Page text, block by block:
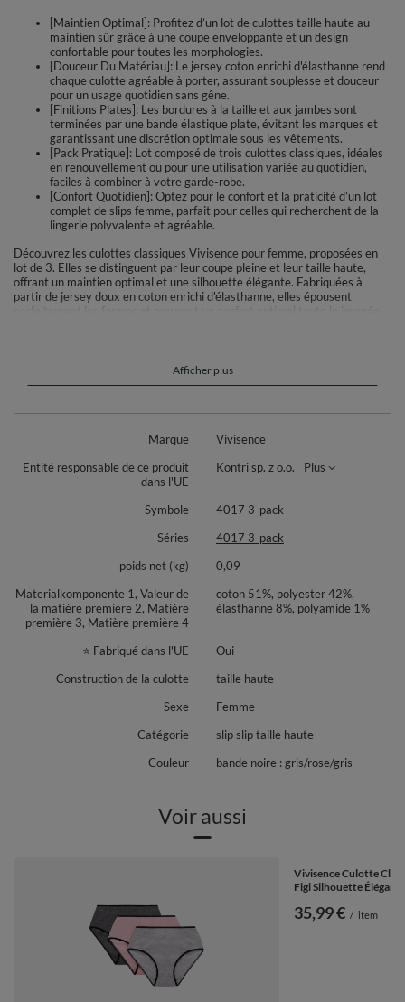
[Maintien Optimal]: Profitez d’un lot de culottes taille haute au
maintien sûr grâce à une coupe enveloppante et un design
confortable pour toutes les morphologies.
[Douceur Du Matériau]: Le jersey coton enrichi d'élasthanne rend
chaque culotte agréable à porter, assurant souplesse et douceur
pour un usage quotidien sans gêne.
[Finitions Plates]: Les bordures à la taille et aux jambes sont
terminées par une bande élastique plate, évitant les marques et
garantissant une discrétion optimale sous les vêtements.
[Pack Pratique]: Lot composé de trois culottes classiques, idéales
en renouvellement ou pour une utilisation variée au quotidien,
faciles à combiner à votre garde-robe.
[Confort Quotidien]: Optez pour le confort et la praticité d’un lot
complet de slips femme, parfait pour celles qui recherchent de la
lingerie polyvalente et agréable.
Découvrez les culottes classiques Vivisence pour femme, proposées en
lot de 3. Elles se distinguent par leur coupe pleine et leur taille haute,
offrant un maintien optimal et une silhouette élégante. Fabriquées à
partir de jersey doux en coton enrichi d'élasthanne, elles épousent
parfaitement les formes et assurent un confort optimal toute la journée.
Composition matière selon variante :
Rose : 93% coton, 6% élasthanne, 1% polyamide
Graphite : 49% polyester, 42% coton, 8% élasthanne, 1%
Marine : 47% coton, 46% polyester, 6% élasthanne, 1% polyamide
Afficher plus
Marque
Vivisence
Entité responsable de ce produit
dans l'UE
Kontri sp. z o.o. Plus
Symbole
4017 3-pack
Séries
4017 3-pack
poids net (kg)
0,09
Materialkomponente 1, Valeur de
la matière première 2, Matière
première 3, Matière première 4
coton 51%, polyester 42%,
élasthanne 8%, polyamide 1%
⭐ Fabriqué dans l'UE
Oui
Construction de la culotte
taille haute
Sexe
Femme
Catégorie
slip slip taille haute
Couleur
bande noire : gris/rose/gris
Voir aussi
Vivisence Culotte
Figi Silhouette
35,99 € / item